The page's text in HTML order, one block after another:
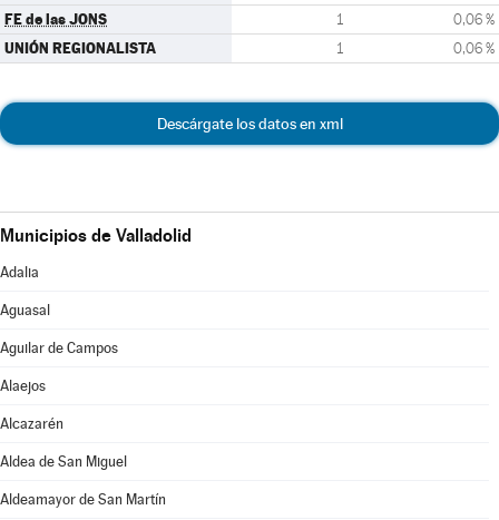
FE de las JONS 1 0,06 %
UNIÓN REGIONALISTA 1 0,06 %
Descárgate los datos en xml
Municipios de Valladolid
Adalia
Aguasal
Aguilar de Campos
Alaejos
Alcazarén
Aldea de San Miguel
Aldeamayor de San Martín